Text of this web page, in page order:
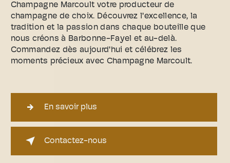
Champagne Marcoult votre producteur de
champagne de choix. Découvrez l'excellence, la
tradition et la passion dans chaque bouteille que
nous créons à Barbonne-Fayel et au-delà.
Commandez dès aujourd'hui et célébrez les
moments précieux avec Champagne Marcoult.
En savoir plus
Contactez-nous